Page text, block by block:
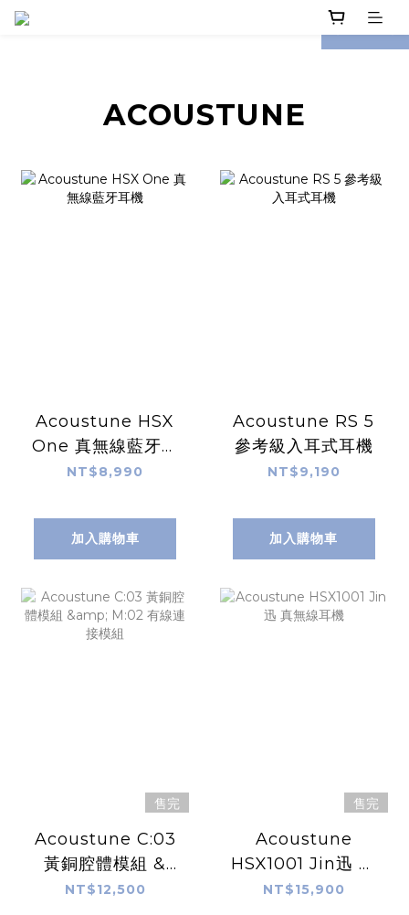
prev next
ACOUSTUNE
Acoustune HSX
One 真無線藍牙耳
機
NT$8,990
加入購物車
Acoustune RS 5
參考級入耳式耳機
NT$9,190
加入購物車
售完
Acoustune C:03
黃銅腔體模組 &
M:02 有線連接模組
NT$12,500
售完
Acoustune
HSX1001 Jin迅 真
無線耳機
NT$15,900